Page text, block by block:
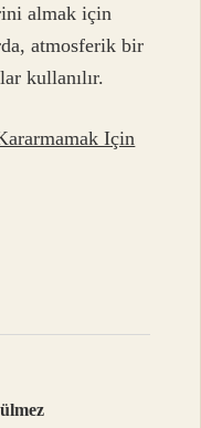
almak için
atmosferik bir
kullanılır.
Için